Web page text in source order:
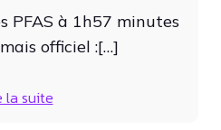
PFAS à 1h57 minutes
officiel :[…]
la suite